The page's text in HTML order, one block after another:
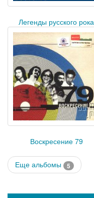
Легенды русского рока
Воскресение 79
Еще альбомы 5